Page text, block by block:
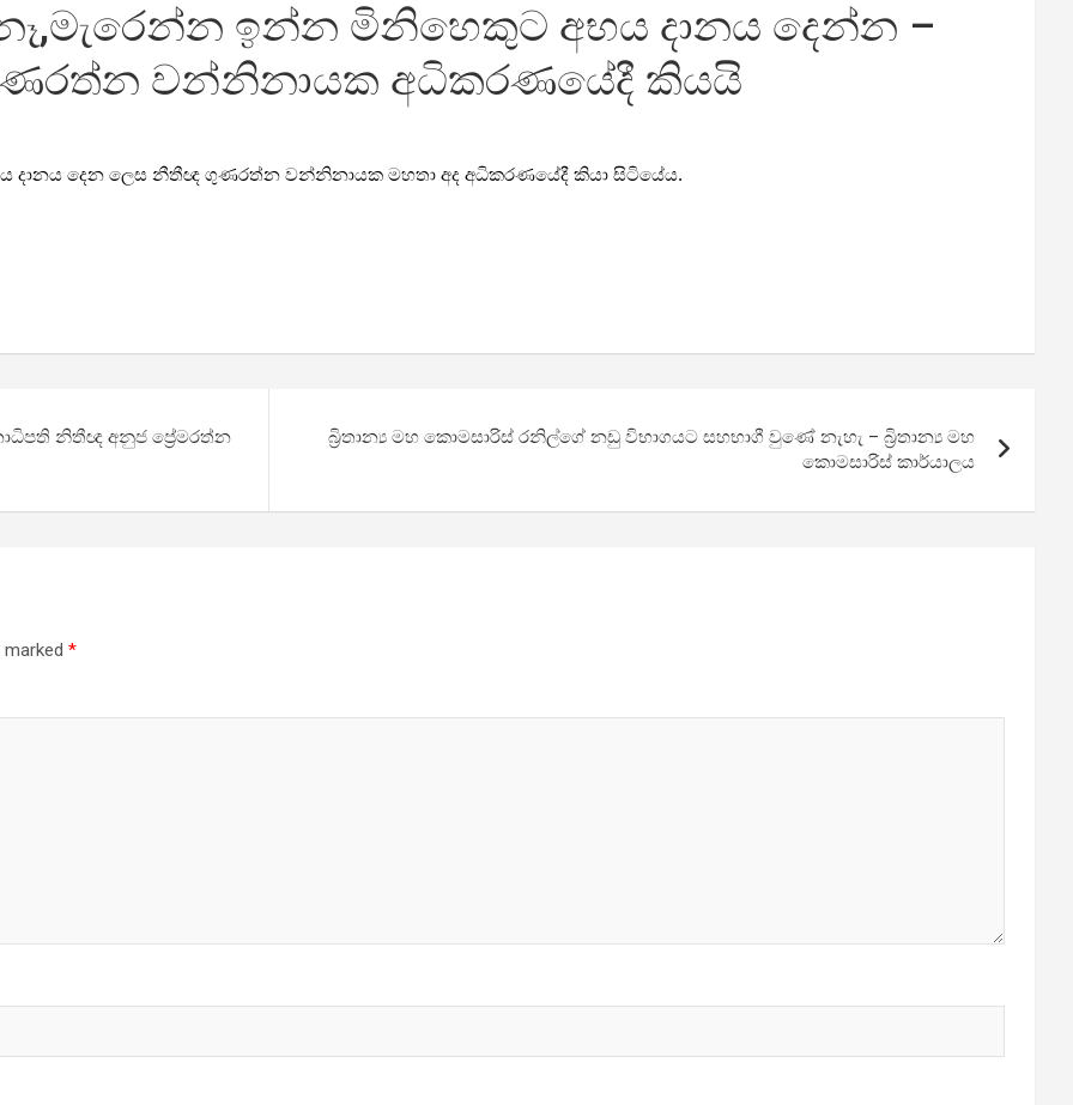
ඉන්න මිනිහෙකුට අභය දානය දෙන්න –
වන්නිනායක අධිකරණයේදී කියයි
දෙන ලෙස නීතීඥ ගුණරත්න වන්නිනායක මහතා අද අධිකරණයේදී කියා සිටියේය.
නිතීඥ අනුජ ප්‍රේමරත්න
බ්‍රිතාන්‍ය මහ කොමසාරිස් රනිල්ගේ නඩු විභාගයට සහභාගී වුණේ නැහැ – බ්‍රිතාන්‍ය මහ
කොමසාරිස් කාර්යාලය
marked *